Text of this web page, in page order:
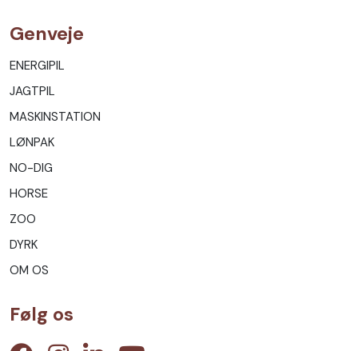
Genveje
ENERGIPIL
JAGTPIL
MASKINSTATION
LØNPAK
NO-DIG
HORSE
ZOO
DYRK
OM OS
Følg os